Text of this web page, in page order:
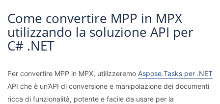
Come convertire MPP in MPX
utilizzando la soluzione API per
C# .NET
Per convertire MPP in MPX, utilizzeremo Aspose.Tasks per .NET
API che è un’API di conversione e manipolazione dei documenti
ricca di funzionalità, potente e facile da usare per la